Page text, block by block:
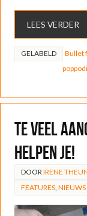
LEES VERDER
GELABELD Bullet
Te veel
helpen je!
DOOR IRENE
FEATURES, NIEUWS